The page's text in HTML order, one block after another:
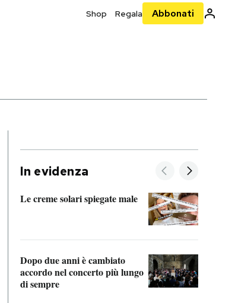
Shop Regala Abbonati
In evidenza
Le creme solari spiegate male
Dopo due anni è cambiato
accordo nel concerto più lungo
di sempre